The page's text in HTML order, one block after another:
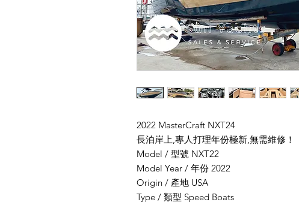
2022 MasterCraft NXT24
長泊岸上,專人打理年份極新,無需維修！
Model / 型號 NXT22
Model Year / 年份 2022
Origin / 產地 USA
Type / 類型 Speed Boats